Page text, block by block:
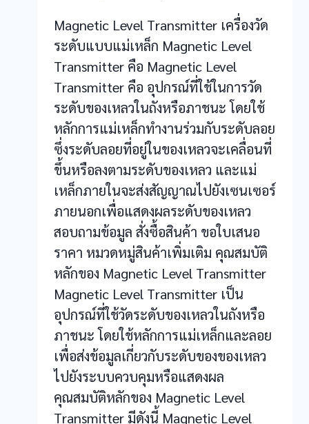
Magnetic Level Transmitter เครื่องวัด
ระดับแบบแม่เหล็ก Magnetic Level
Transmitter คือ Magnetic Level
Transmitter คือ อุปกรณ์ที่ใช้ในการวัด
ระดับของเหลวในถังหรือภาชนะ โดยใช้
หลักการแม่เหล็กทำงานร่วมกับระดับลอย
ซึ่งระดับลอยที่อยู่ในของเหลวจะเคลื่อนที่
ขึ้นหรือลงตามระดับของเหลว และแม่
เหล็กภายในจะส่งสัญญาณไปยังเซนเซอร์
ภายนอกเพื่อแสดงผลระดับของเหลว
สอบถามข้อมูล สั่งซื้อสินค้า ขอใบเสนอ
ราคา หมวดหมู่สินค้าเพิ่มเติม คุณสมบัติ
หลักของ Magnetic Level Transmitter
Magnetic Level Transmitter เป็น
อุปกรณ์ที่ใช้วัดระดับของเหลวในถังหรือ
ภาชนะ โดยใช้หลักการแม่เหล็กและลอย
เพื่อส่งข้อมูลเกี่ยวกับระดับของของเหลว
ไปยังระบบควบคุมหรือแสดงผล
คุณสมบัติหลักของ Magnetic Level
Transmitter มีดังนี้ Magnetic Level